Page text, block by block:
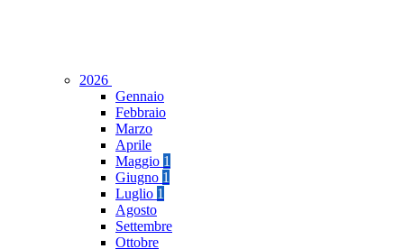
2026
Gennaio
Febbraio
Marzo
Aprile
Maggio 1
Giugno 1
Luglio 1
Agosto
Settembre
Ottobre